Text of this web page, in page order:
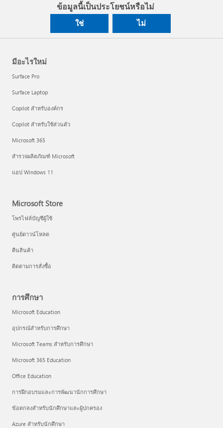
ข้อมูลนี้เป็นประโยชน์หรือไม่
ใช่ ไม่
มีอะไรใหม่
Surface Pro
Surface Laptop
Copilot สำหรับองค์กร
Copilot สำหรับใช้ส่วนตัว
Microsoft 365
สำรวจผลิตภัณฑ์ Microsoft
แอป Windows 11
Microsoft Store
โพรไฟล์บัญชีผู้ใช้
ศูนย์ดาวน์โหลด
คืนสินค้า
ติดตามการสั่งซื้อ
การศึกษา
Microsoft Education
อุปกรณ์สำหรับการศึกษา
Microsoft Teams สำหรับการศึกษา
Microsoft 365 Education
Office Education
การฝึกอบรมและการพัฒนานักการศึกษา
ข้อตกลงสำหรับนักศึกษาและผู้ปกครอง
Azure สำหรับนักศึกษา